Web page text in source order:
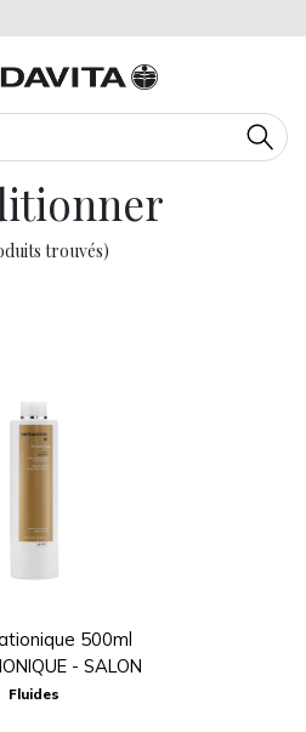
trouvés)
500ml
- SALON
Fluides